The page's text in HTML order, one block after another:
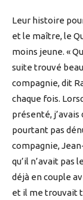
Leur histoire
et le maître, le
moins jeune. «
suite trouvé
compagnie, dit
chaque fois.
présenté, j’avais
pourtant pas
compagnie,
qu’il n’avait pas
déjà en couple
et il me trouvait